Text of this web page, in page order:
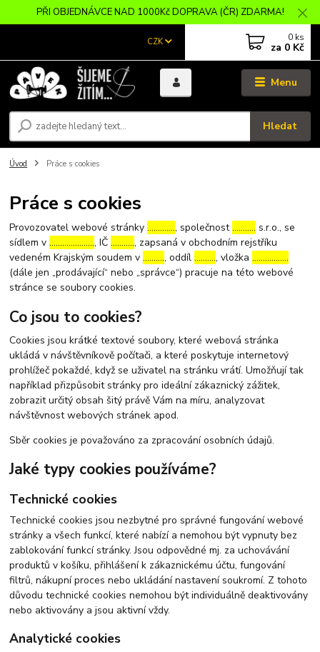
PŘI OBJEDNÁVCE NAD 1000Kč DOPRAVA (ČR) ZDARMA!
Menu
CZK
Hledat
0 ks
za 0 Kč
Úvod Práce s cookies
Práce s cookies
Provozovatel webové stránky…………., společnost……….. s.r.o., se
sídlem v…………………, IČ……….., zapsaná v obchodním rejstříku
vedeném Krajským soudem v………., oddíl………., vložka……………..
(dále jen „prodávající“ nebo „správce“) pracuje na této webové
stránce se soubory cookies.
Co jsou to cookies?
Cookies jsou krátké textové soubory, které webová stránka
ukládá v návštěvníkově počítači, a které poskytuje internetový
prohlížeč pokaždé, když se uživatel na stránku vrátí. Umožňují tak
například přizpůsobit stránky pro ideální zákaznický zážitek,
zobrazit určitý obsah šitý právě Vám na míru, analyzovat
návštěvnost webových stránek apod.
Sběr cookies je považováno za zpracování osobních údajů.
Jaké typy cookies používáme?
Technické cookies
Technické cookies jsou nezbytné pro správné fungování webové
stránky a všech funkcí, které nabízí a nemohou být vypnuty bez
zablokování funkcí stránky. Jsou odpovědné mj. za uchovávání
produktů v košíku, přihlášení k zákaznickému účtu, fungování
filtrů, nákupní proces nebo ukládání nastavení soukromí. Z tohoto
důvodu technické cookies nemohou být individuálně deaktivovány
nebo aktivovány a jsou aktivní vždy.
Analytické cookies